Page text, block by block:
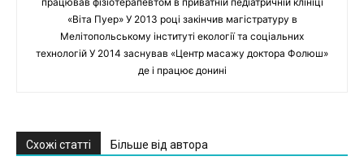
«Віта Пуер» У 2013 році закінчив магістратуру в
Мелітопольському інституті екології та соціальних
технологій У 2014 заснував «Центр масажу доктора Фолюш»
де і працює донині
Схожі статті Більше від автора